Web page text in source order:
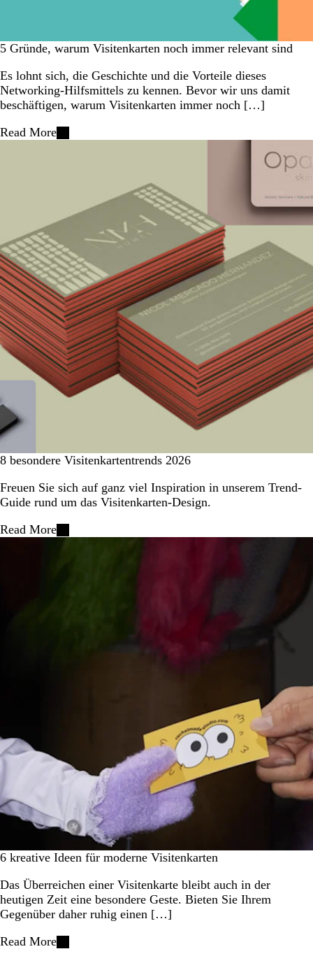
5 Gründe, warum Visitenkarten noch immer relevant sind
Es lohnt sich, die Geschichte und die Vorteile dieses
Networking-Hilfsmittels zu kennen. Bevor wir uns damit
beschäftigen, warum Visitenkarten immer noch […]
Read More
8 besondere Visitenkartentrends 2026
Freuen Sie sich auf ganz viel Inspiration in unserem Trend-
Guide rund um das Visitenkarten-Design.
Read More
6 kreative Ideen für moderne Visitenkarten
Das Überreichen einer Visitenkarte bleibt auch in der
heutigen Zeit eine besondere Geste. Bieten Sie Ihrem
Gegenüber daher ruhig einen […]
Read More